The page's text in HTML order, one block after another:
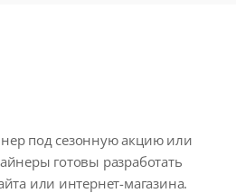
под сезонную акцию или
готовы разработать
или интернет-магазина.